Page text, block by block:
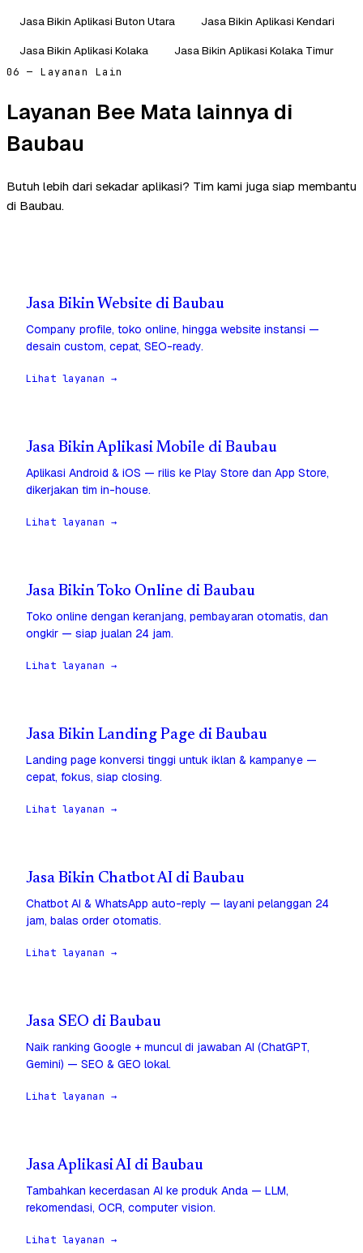
Jasa Bikin Aplikasi Buton Utara
Jasa Bikin Aplikasi Kendari
Jasa Bikin Aplikasi Kolaka
Jasa Bikin Aplikasi Kolaka Timur
06 — Layanan Lain
Layanan Bee Mata lainnya di
Baubau
Butuh lebih dari sekadar aplikasi? Tim kami juga siap membantu
di Baubau.
Jasa Bikin Website di Baubau
Company profile, toko online, hingga website instansi —
desain custom, cepat, SEO-ready.
Lihat layanan →
Jasa Bikin Aplikasi Mobile di Baubau
Aplikasi Android & iOS — rilis ke Play Store dan App Store,
dikerjakan tim in-house.
Lihat layanan →
Jasa Bikin Toko Online di Baubau
Toko online dengan keranjang, pembayaran otomatis, dan
ongkir — siap jualan 24 jam.
Lihat layanan →
Jasa Bikin Landing Page di Baubau
Landing page konversi tinggi untuk iklan & kampanye —
cepat, fokus, siap closing.
Lihat layanan →
Jasa Bikin Chatbot AI di Baubau
Chatbot AI & WhatsApp auto-reply — layani pelanggan 24
jam, balas order otomatis.
Lihat layanan →
Jasa SEO di Baubau
Naik ranking Google + muncul di jawaban AI (ChatGPT,
Gemini) — SEO & GEO lokal.
Lihat layanan →
Jasa Aplikasi AI di Baubau
Tambahkan kecerdasan AI ke produk Anda — LLM,
rekomendasi, OCR, computer vision.
Lihat layanan →